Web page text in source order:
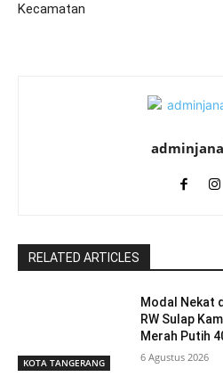
Kecamatan
RELATED ARTICLES
KOTA TANGERANG
Modal Nekat
RW Sulap
Merah Putih
6 Agustus 2026